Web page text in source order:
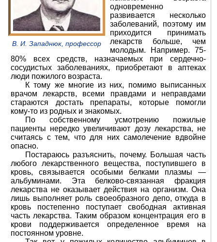
В. И. Западнюк, профессор
одновременно
развивается несколько
заболеваний, поэтому им
приходится принимать
лекарств больше, чем
молодым. Например. 75-
80% всех средств, назначаемых при сердечно-
сосудистых заболеваниях, приобретают в аптеках
люди пожилого возраста.
К тому же многие из них, помимо выписанных
врачом лекарств, всеми правдами и неправдами
стараются достать препараты, которые помогли
кому-то из родных и знакомых.
По собственному усмотрению пожилые
пациенты нередко увеличивают дозу лекарства, не
считаясь с тем, что для них самолечение вдвойне
опасно.
Постараюсь разъяснить, почему. Большая часть
любого лекарственного вещества, поступившего в
кровь, связывается особыми белками плазмы —
альбуминами. Эта белково-связанная фракция
лекарства не оказывает действия на организм. Она
лишь выполняет роль своеобразного депо, откуда в
кровь постепенно поступает свободная активная
часть лекарства. Таким образом концентрация его в
крови поддерживается определенное время на
постоянном уровне.